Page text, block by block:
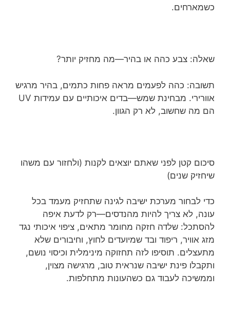
כשמארחים.
שאלה: צבע כהה או בהיר—מה מחזיק יותר?
תשובה: כהה לפעמים מראה פחות כתמים, בהיר מרגיש
אוורירי. מבחינת שמש—בדים איכותיים עם עמידות UV
הם מה שחשוב, לא רק הגוון.
סיכום קטן לפני שאתם יוצאים לקנות (ולחזור עם משהו
שיחזיק שנים)
כדי לבחור מערכת ישיבה לגינה שתחזיק מעמד בכל
עונה, לא צריך להיות מהנדסים—רק לדעת איפה
להסתכל: שלדה חזקה מחומר מתאים, ציפוי איכותי נגד
מזג אוויר, ריפוד ובד שמיועדים לחוץ, וחיבורים שלא
מתעצלים. תוסיפו לזה תחזוקה מינימלית וכיסוי נושם,
ותקבלו פינת ישיבה שנראית טוב, מרגישה מצוין,
וממשיכה לעבוד גם כשהעונות מתחלפות.